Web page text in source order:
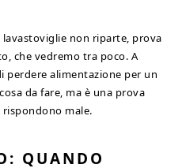
lavastoviglie non riparte, prova
che vedremo tra poco. A
perdere alimentazione per un
da fare, ma è una prova
male.
QUANDO